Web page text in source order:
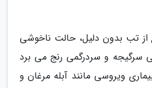
از تب بدون دلیل، حالت ناخوشی
سرگیجه و سردرگمی رنج می برد
ویروسی مانند آبله مرغان و